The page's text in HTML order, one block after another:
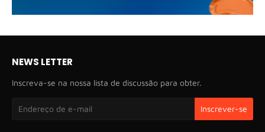
NEWS LETTER
Inscreva-se na nossa lista de discussão para obter.